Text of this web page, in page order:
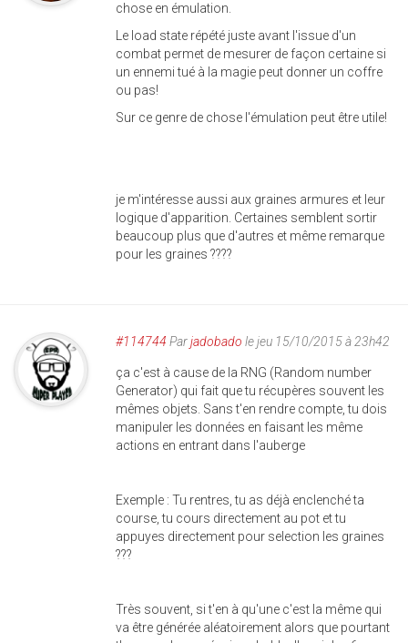
chose en émulation.
Le load state répété juste avant l'issue d'un
combat permet de mesurer de façon certaine si
un ennemi tué à la magie peut donner un coffre
ou pas!
Sur ce genre de chose l'émulation peut être utile!
je m'intéresse aussi aux graines armures et leur
logique d'apparition. Certaines semblent sortir
beaucoup plus que d'autres et même remarque
pour les graines ????
#114744 Parjadobado le jeu 15/10/2015 à 23h42
ça c'est à cause de la RNG (Random number
Generator) qui fait que tu récupères souvent les
mêmes objets. Sans t'en rendre compte, tu dois
manipuler les données en faisant les même
actions en entrant dans l'auberge
Exemple : Tu rentres, tu as déjà enclenché ta
course, tu cours directement au pot et tu
appuyes directement pour selection les graines
???
Très souvent, si t'en à qu'une c'est la même qui
va être générée aléatoirement alors que pourtant